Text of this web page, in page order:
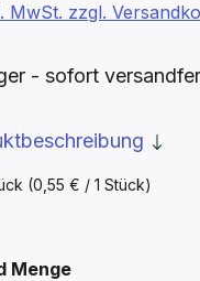
(0,55 € / 1 Stück)
MwSt. zzgl.
- sofort
Mengeauswählen